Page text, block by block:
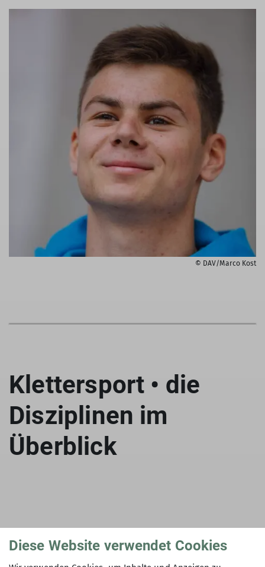
© DAV/Marco Kost
Klettersport • die
Disziplinen im
Überblick
Diese Website verwendet Cookies